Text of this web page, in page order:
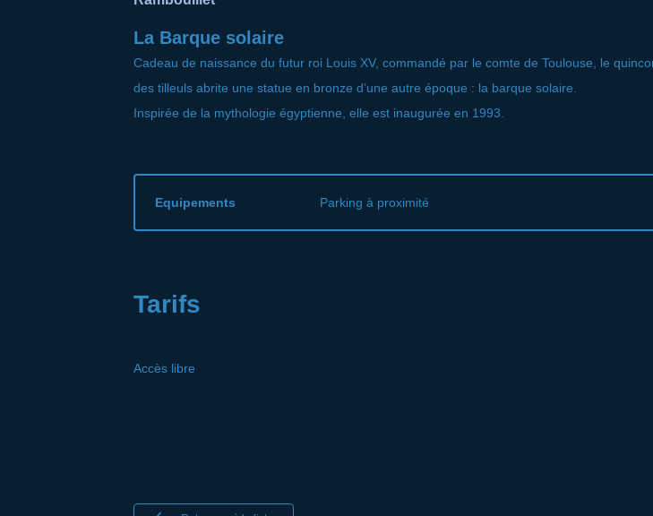
La Barque solaire
Cadeau de naissance du futur roi Louis XV, commandé par le comte de Toulouse, le
des tilleuls abrite une statue en bronze d’une autre époque : la barque solaire.
Inspirée de la mythologie égyptienne, elle est inaugurée en 1993.
Equipements Parking à proximité
Tarifs
Accès libre